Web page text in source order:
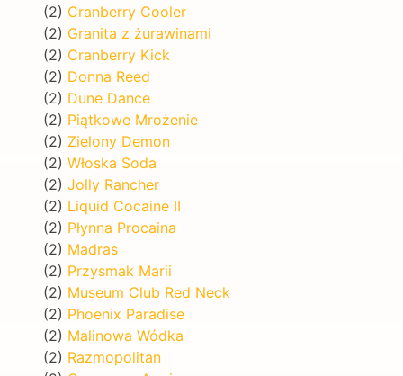
(2) Cranberry Cooler
(2) Granita z żurawinami
(2) Cranberry Kick
(2) Donna Reed
(2) Dune Dance
(2) Piątkowe Mrożenie
(2) Zielony Demon
(2) Włoska Soda
(2) Jolly Rancher
(2) Liquid Cocaine II
(2) Płynna Procaina
(2) Madras
(2) Przysmak Marii
(2) Museum Club Red Neck
(2) Phoenix Paradise
(2) Malinowa Wódka
(2) Razmopolitan